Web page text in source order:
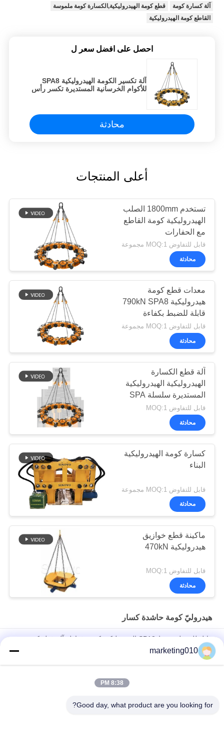
آلة كسارة كومة
قطع كومة الهيدروليكية,الكسارة كومة ملموسة
القاطع كومة الهيدروليكية
احصل على افضل سعر ل
آلة تكسير الكومة الهيدروليكية SPA8
للأكوام الخرسانية المستديرة تكسر رأس
محادثة
أعلى المنتجات
تستخدم 1800mm الصلب
الهيدروليكية كومة القاطع
مع الحفارات
قابل للتفاوض MOQ:1 مجموعة
محادثة
معدات قطع كومة
هيدروليكية 790kN SPA8
قابلة للضبط بكفاءة
قابل للتفاوض MOQ:1 مجموعة
محادثة
آلة قطع الكسارة
الهيدروليكية الهيدروليكية
المستديرة سلسلة SPA
قابل للتفاوض MOQ:1
محادثة
كسارة كومة الهيدروليكية
البناء
قابل للتفاوض MOQ:1 مجموعة
محادثة
ماكينة قطع خوازيق
هيدروليكية 470kN
قابل للتفاوض MOQ:1
محادثة
هيدروليّ كومة حاشدة كسار
قابل للتعديل بسيط SPA8 الهيدروليكية كومة قواطع آلة قطع كومة
ملموسة ، رأس كومة مع شهادة CE / GOST / ISO9001
آلة التجزئة الهيدروليكية في التعدين
قطع عرض الجدار 800 مم قواطع كومة هيدروليكية قواطع الجدار
marketing010
8:38 PM
Good day, what product are you looking for?